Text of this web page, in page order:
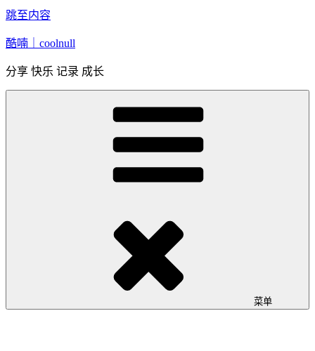
跳至内容
酷喃｜coolnull
分享 快乐 记录 成长
菜单